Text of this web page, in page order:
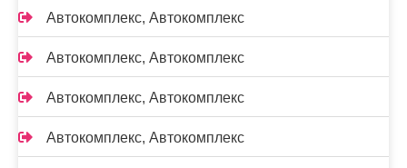
Автокомплекс, Автокомплекс
Автокомплекс, Автокомплекс
Автокомплекс, Автокомплекс
Автокомплекс, Автокомплекс